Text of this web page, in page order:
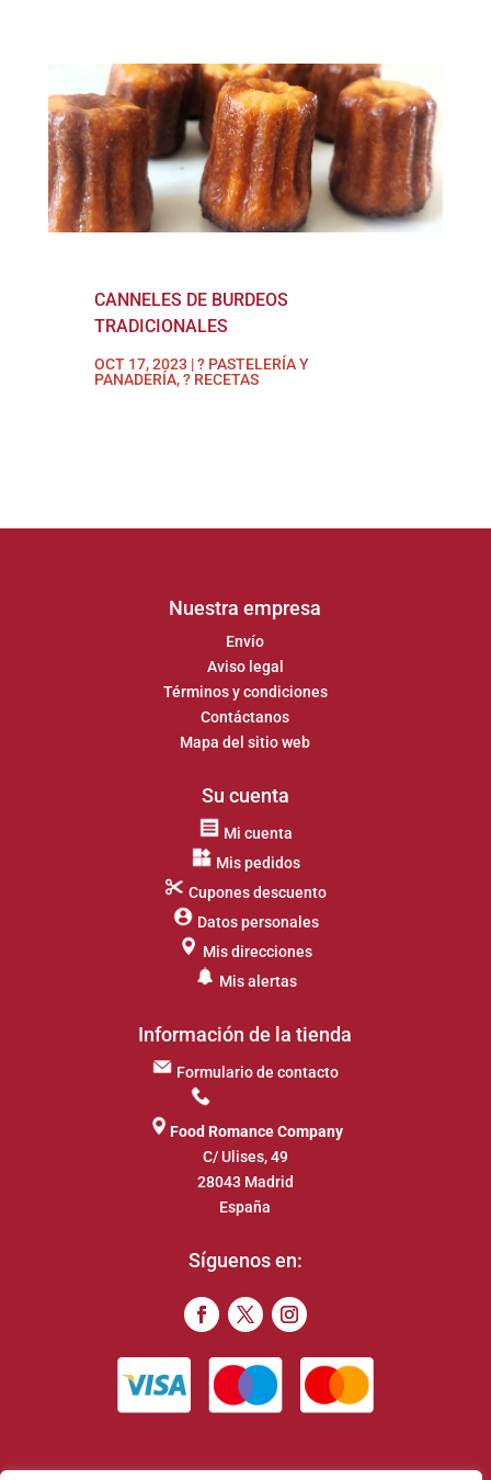
CANNELES DE BURDEOS
TRADICIONALES
OCT 17, 2023 |? PASTELERÍA Y
PANADERÍA,? RECETAS
Nuestra empresa
Envío
Aviso legal
Términos y condiciones
Contáctanos
Mapa del sitio web
Su cuenta
Mi cuenta
Mis pedidos
Cupones descuento
Datos personales
Mis direcciones
Mis alertas
Información de la tienda
Formulario de contacto
Food Romance Company
C/ Ulises, 49
28043 Madrid
España
Síguenos en: